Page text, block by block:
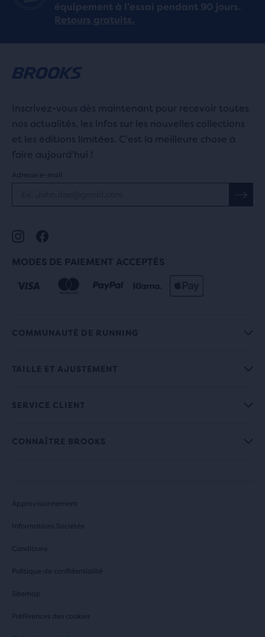
équipement à l’essai pendant 90 jours.
Retours gratuits.
Inscrivez-vous dès maintenant pour recevoir toutes
nos actualités, les infos sur les nouvelles collections
et les éditions limitées. C'est la meilleure chose à
faire aujourd'hui !
Adresse e-mail
MODES DE PAIEMENT ACCEPTÉS
COMMUNAUTÉ DE RUNNING
TAILLE ET AJUSTEMENT
SERVICE CLIENT
CONNAÎTRE BROOKS
Approvisionnement
Informations Sociétés
Conditions
Politique de confidentialité
Sitemap
Préférences des cookies